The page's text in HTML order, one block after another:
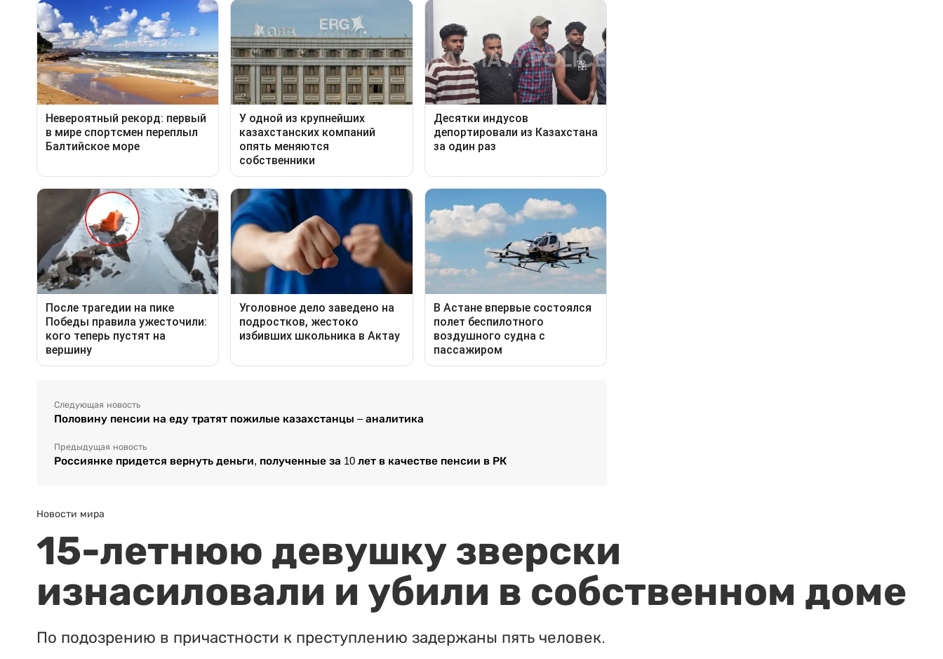
Следующая новость
Половину пенсии на еду тратят пожилые казахстанцы – аналитика
Предыдущая новость
Россиянке придется вернуть деньги, полученные за 10 лет в качестве пенсии в РК
Новости мира
15-летнюю девушку зверски
изнасиловали и убили в собственном доме
По подозрению в причастности к преступлению задержаны пять человек.